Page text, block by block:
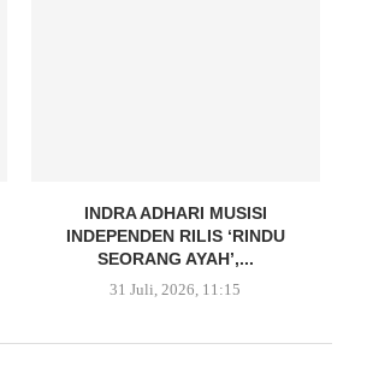
INDRA ADHARI MUSISI
INDEPENDEN RILIS ‘RINDU
SEORANG AYAH’,...
31 Juli, 2026, 11:15